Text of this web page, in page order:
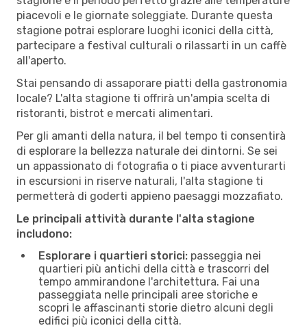
piacevoli e le giornate soleggiate. Durante questa
stagione potrai esplorare luoghi iconici della città,
partecipare a festival culturali o rilassarti in un caffè
all'aperto.
Stai pensando di assaporare piatti della gastronomia
locale? L'alta stagione ti offrirà un'ampia scelta di
ristoranti, bistrot e mercati alimentari.
Per gli amanti della natura, il bel tempo ti consentirà
di esplorare la bellezza naturale dei dintorni. Se sei
un appassionato di fotografia o ti piace avventurarti
in escursioni in riserve naturali, l'alta stagione ti
permetterà di goderti appieno paesaggi mozzafiato.
Le principali attività durante l'alta stagione
includono:
Esplorare i quartieri storici: passeggia nei
quartieri più antichi della città e trascorri del
tempo ammirandone l'architettura. Fai una
passeggiata nelle principali aree storiche e
scopri le affascinanti storie dietro alcuni degli
edifici più iconici della città.